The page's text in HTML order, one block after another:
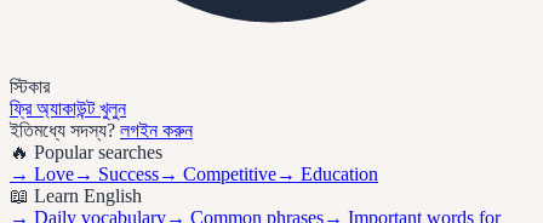
স্টিকার
ফ্রি অ্যাকাউন্ট খুলুন
ইতিমধ্যে সদস্য? লগইন করুন
🔥 Popular searches
→ Love→ Success→ Competitive→ Education
📖 Learn English
→ Daily vocabulary→ Common phrases→ Important words for